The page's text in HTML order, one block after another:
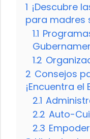
1 ¡Descubre
para madres
1.1
1.2
2 Consejos
¡Encuentra el
2.1
2.2 Auto-
2.3